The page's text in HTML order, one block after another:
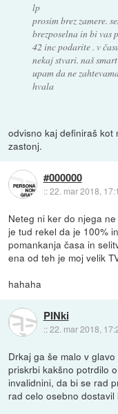
lp
prosim brez zamere.
brezposelna in bi vas
42 inc podarite . v
nekaj stvari. naš
upam da ne
hvala
odvisno kaj definiraš kot
zastonj.
#000000
::22. mar 2018,
Neteg ni ker do njega
je tud rekel da je 100%
pomankanja časa in
ena od teh je moj velik
hahaha
PINki
::22. mar 2018,
Drkaj ga še malo v
priskrbi kakšno potrdilo
invalidnini, da bi se rad
rad celo osebno